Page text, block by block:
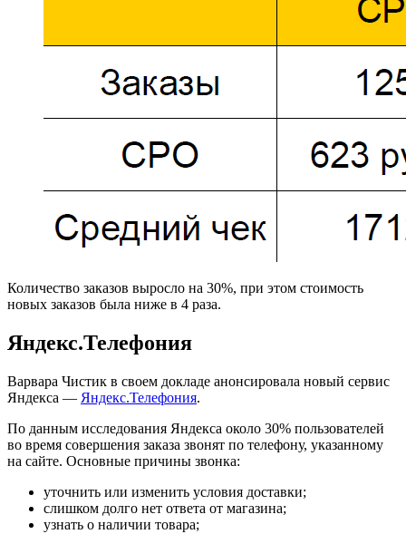
Количество заказов выросло на 30%, при этом стоимость
новых заказов была ниже в 4 раза.
Яндекс.Телефония
Варвара Чистик в своем докладе анонсировала новый сервис
Яндекса — Яндекс.Телефония.
По данным исследования Яндекса около 30% пользователей
во время совершения заказа звонят по телефону, указанному
на сайте. Основные причины звонка:
уточнить или изменить условия доставки;
слишком долго нет ответа от магазина;
узнать о наличии товара;